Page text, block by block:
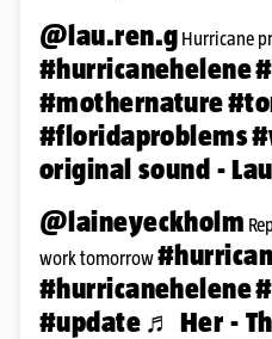
@lau.ren.g Hurricane
#hurricanehelene
#mothernature
#floridaproblems
original sound -
@laineyeckholm
work tomorrow
#hurricanehelene
#update ♬ Her -